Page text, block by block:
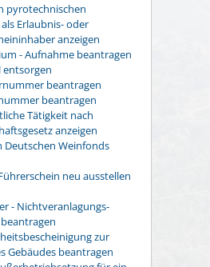
pyrotechnischen
Erlaubnis- oder
anzeigen
- Aufnahme beantragen
beantragen
beantragen
Tätigkeit nach
anzeigen
Deutschen Weinfonds
neu ausstellen
- Nichtveranlagungs-
zur
Gebäudes beantragen